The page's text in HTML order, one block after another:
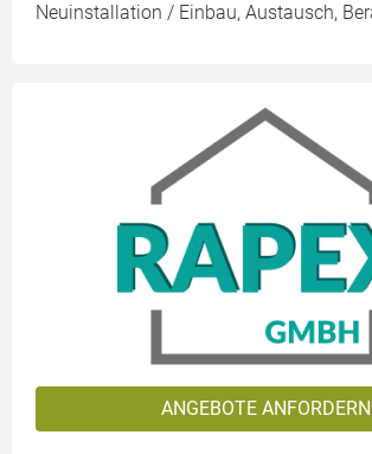
Neuinstallation / Einbau, Austausch,
ANGEBOTE ANFORDERN